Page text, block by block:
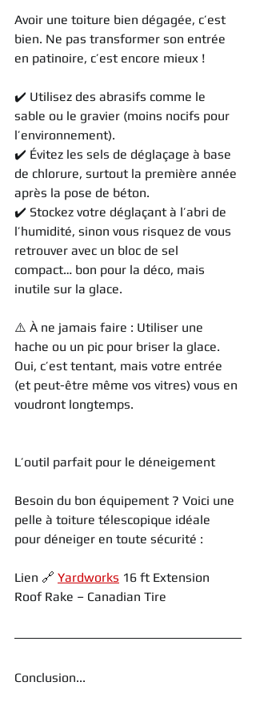
Avoir une toiture bien dégagée, c’est
bien. Ne pas transformer son entrée
en patinoire, c’est encore mieux !
✔️ Utilisez des abrasifs comme le
sable ou le gravier (moins nocifs pour
l’environnement).
✔️ Évitez les sels de déglaçage à base
de chlorure, surtout la première année
après la pose de béton.
✔️ Stockez votre déglaçant à l’abri de
l’humidité, sinon vous risquez de vous
retrouver avec un bloc de sel
compact… bon pour la déco, mais
inutile sur la glace.
⚠️ À ne jamais faire : Utiliser une
hache ou un pic pour briser la glace.
Oui, c’est tentant, mais votre entrée
(et peut-être même vos vitres) vous en
voudront longtemps.
L’outil parfait pour le déneigement
Besoin du bon équipement ? Voici une
pelle à toiture télescopique idéale
pour déneiger en toute sécurité :
Lien 🔗 Yardworks 16 ft Extension
Roof Rake – Canadian Tire
Conclusion...